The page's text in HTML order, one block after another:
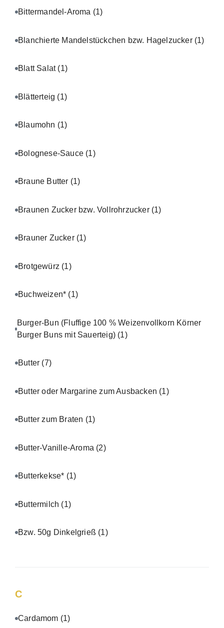
Bittermandel-Aroma (1)
Blanchierte Mandelstückchen bzw. Hagelzucker (1)
Blatt Salat (1)
Blätterteig (1)
Blaumohn (1)
Bolognese-Sauce (1)
Braune Butter (1)
Braunen Zucker bzw. Vollrohrzucker (1)
Brauner Zucker (1)
Brotgewürz (1)
Buchweizen* (1)
Burger-Bun (Fluffige 100 % Weizenvollkorn Körner
Burger Buns mit Sauerteig) (1)
Butter (7)
Butter oder Margarine zum Ausbacken (1)
Butter zum Braten (1)
Butter-Vanille-Aroma (2)
Butterkekse* (1)
Buttermilch (1)
Bzw. 50g Dinkelgrieß (1)
C
Cardamom (1)